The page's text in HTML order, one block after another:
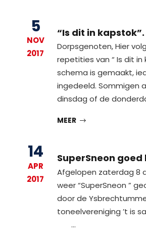
5
NOV
2017
“Is dit in kapstok”.
Dorpsgenoten, Hier
repetities van “ Is dit in
schema is gemaakt,
ingedeeld. Sommigen
dinsdag of de
MEER
14
APR
2017
SuperSneon
Afgelopen zaterdag 8
weer “SuperSneon ”
door de
toneelvereniging ’t
…